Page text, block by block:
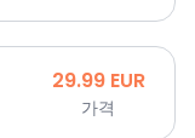
29.99 EUR
가격